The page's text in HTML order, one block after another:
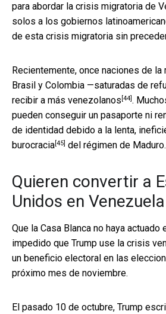
para abordar la crisis migratoria de
solos a los gobiernos
de esta crisis migratoria sin
Recientemente, once naciones de la
Brasil y Colombia —saturadas de
recibir a más venezolanos [44].
pueden conseguir un pasaporte ni
de identidad debido a la lenta,
burocracia[45] del régimen de Maduro.
Quieren convertir a
Unidos en Venezuela
Que la Casa Blanca no haya actuado
impedido que Trump use la crisis
un beneficio electoral en las
próximo mes de noviembre.
El pasado 10 de octubre, Trump